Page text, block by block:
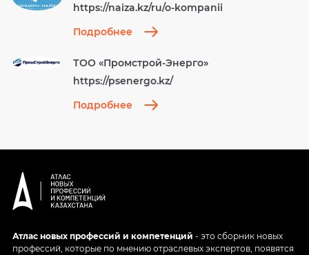
https://naiza.kz/ru/o-kompanii
Подробнее
ТОО «Промстрой-Энерго»
https://psenergo.kz/
Подробнее
Атлас новых профессий и компетенций - это сборник новых
профессий, которые по мнению отраслевых экспертов, появятся